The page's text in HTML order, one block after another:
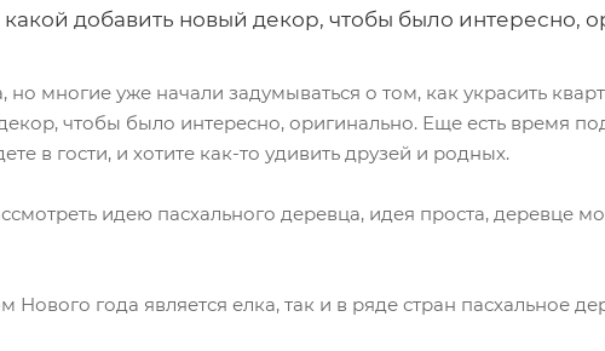
какой добавить новый декор, чтобы было интересно,
но многие уже начали задумываться о том, как украсить
чтобы было интересно, оригинально. Еще есть время
в гости, и хотите как-то удивить друзей и родных.
идею пасхального деревца, идея проста, деревце
Нового года является елка, так и в ряде стран пасхальное